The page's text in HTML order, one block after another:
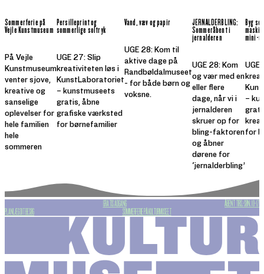
Sommerferie på
Vejle Kunstmuseum
På Vejle
Kunstmuseum
venter sjove,
kreative og
sanselige
oplevelser for
hele familien
hele
sommeren
Persilleprint og
sommerlige soltryk
UGE 27: Slip
kreativiteten løs i
KunstLaboratoriet
– kunstmuseets
gratis, åbne
grafiske værksted
for børnefamilier
Vand, væv og papir
UGE 28: Kom til
aktive dage på
Randbøldalmuseet
- for både børn og
voksne.
JERNALDERBLING:
Sommeråbent i
jernalderen
UGE 28: Kom
og vær med en
eller flere
dage, når vi i
jernalderen
skruer op for
bling-faktoren
og åbner
dørene for
'jernalderbling’
Byg
mini-
UGE
–
for
GRATIS ADGANG ÅBENT TIRS.-SØN. 10-17
PLANLÆG DIT BESØG SOMMERFERIE PÅ KULTURMUSEET